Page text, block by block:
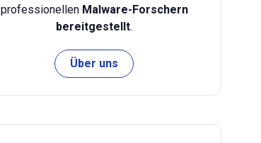
professionellen Malware-Forschern
bereitgestellt.
Über uns